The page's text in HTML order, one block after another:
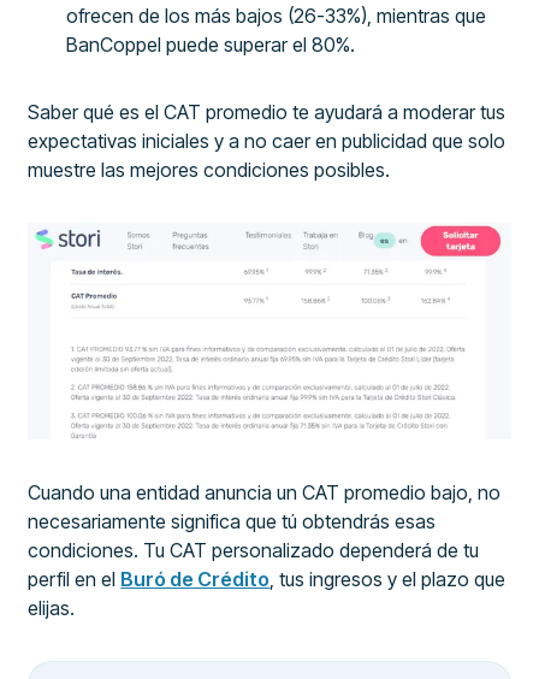
ofrecen de los más bajos (26-33%), mientras que
BanCoppel puede superar el 80%.
Saber qué es el CAT promedio te ayudará a moderar tus
expectativas iniciales y a no caer en publicidad que solo
muestre las mejores condiciones posibles.
Cuando una entidad anuncia un CAT promedio bajo, no
necesariamente significa que tú obtendrás esas
condiciones. Tu CAT personalizado dependerá de tu
perfil en el Buró de Crédito , tus ingresos y el plazo que
elijas.